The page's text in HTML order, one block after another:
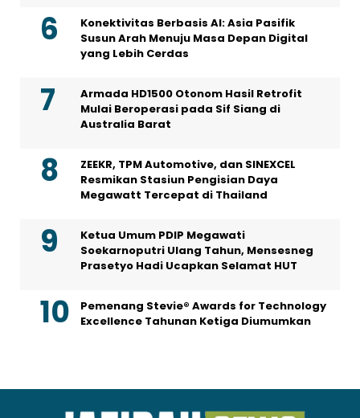
Konektivitas Berbasis AI: Asia Pasifik
Susun Arah Menuju Masa Depan Digital
yang Lebih Cerdas
Armada HD1500 Otonom Hasil Retrofit
Mulai Beroperasi pada Sif Siang di
Australia Barat
ZEEKR, TPM Automotive, dan SINEXCEL
Resmikan Stasiun Pengisian Daya
Megawatt Tercepat di Thailand
Ketua Umum PDIP Megawati
Soekarnoputri Ulang Tahun, Mensesneg
Prasetyo Hadi Ucapkan Selamat HUT
Pemenang Stevie® Awards for Technology
Excellence Tahunan Ketiga Diumumkan